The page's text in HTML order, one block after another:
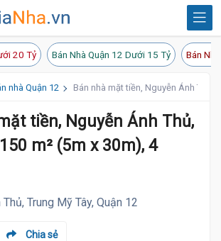
20 Tỷ Bán Nhà Quận 12 Dưới 15 Tỷ Bán
nhà Quận 12 Bán nhà mặt tiền, Nguyễn Ánh Thủ,
tiền, Nguyễn Ánh Thủ,
m² (5m x 30m), 4
Trung Mỹ Tây, Quận 12
Chia sẻ